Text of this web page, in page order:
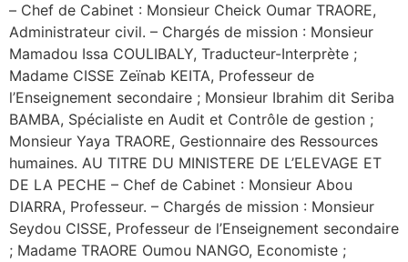
– Chef de Cabinet : Monsieur Cheick Oumar TRAORE,
Administrateur civil. – Chargés de mission : Monsieur
Mamadou Issa COULIBALY, Traducteur-Interprète ;
Madame CISSE Zeïnab KEITA, Professeur de
l’Enseignement secondaire ; Monsieur Ibrahim dit Seriba
BAMBA, Spécialiste en Audit et Contrôle de gestion ;
Monsieur Yaya TRAORE, Gestionnaire des Ressources
humaines. AU TITRE DU MINISTERE DE L’ELEVAGE ET
DE LA PECHE – Chef de Cabinet : Monsieur Abou
DIARRA, Professeur. – Chargés de mission : Monsieur
Seydou CISSE, Professeur de l’Enseignement secondaire
; Madame TRAORE Oumou NANGO, Economiste ;